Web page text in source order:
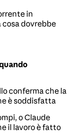
in
cosa dovrebbe
conferma che la
è soddisfatta
o Claude
il lavoro è fatto